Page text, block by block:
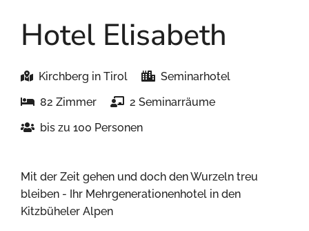
Hotel Elisabeth
Kirchberg in Tirol
Seminarhotel
82 Zimmer
2 Seminarräume
bis zu 100 Personen
Mit der Zeit gehen und doch den Wurzeln treu
bleiben - Ihr Mehrgenerationenhotel in den
Kitzbüheler Alpen